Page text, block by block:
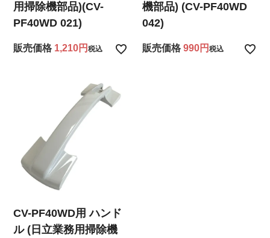
用掃除機部品)(CV-
PF40WD 021)
販売価格 1,210 税込
機部品) (CV-PF40WD
042)
販売価格 990 税込
CV-PF40WD用 ハンド
ル (日立業務用掃除機